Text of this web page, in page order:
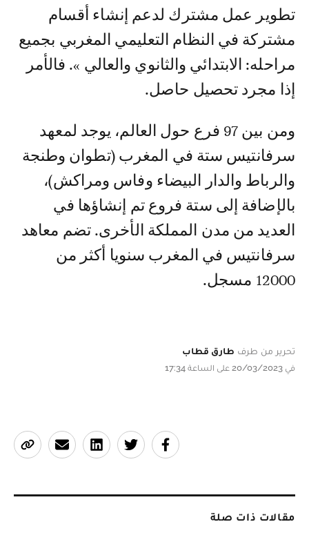
تطوير عمل مشترك لدعم إنشاء أقسام
مشتركة في النظام التعليمي المغربي بجميع
مراحله: الابتدائي والثانوي والعالي ». فالأمر
إذا مجرد تحصيل حاصل.
ومن بين 97 فرع حول العالم، يوجد لمعهد
سرفانتيس ستة في المغرب (تطوان وطنجة
والرباط والدار البيضاء وفاس ومراكش)،
بالإضافة إلى ستة فروع تم إنشاؤها في
العديد من مدن المملكة الأخرى. تضم معاهد
سرفانتيس في المغرب سنويا أكثر من
12000 مسجل.
تحرير من طرف طارق قطاب
في 20/03/2023 على الساعة 17:34
مقالات ذات صلة